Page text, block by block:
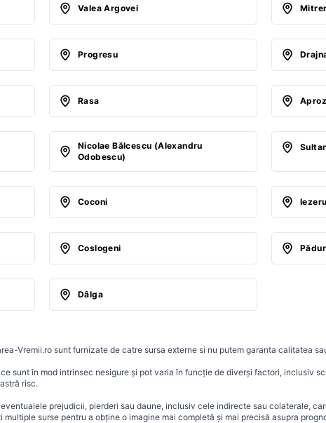
Valea Argovei
Progresu
Rasa
Nicolae Bălcescu (Alexandru
Odobescu)
Coconi Iezeru
Coslogeni
Dâlga
Vremii.ro sunt furnizate de catre sursa externe si nu putem garanta calitatea
sunt în mod intrinsec nesigure și pot varia în funcție de diverși factori, inclusiv
risc.
prejudicii, pierderi sau daune, inclusiv cele indirecte sau colaterale,
surse pentru a obține o imagine mai completă și mai precisă asupra